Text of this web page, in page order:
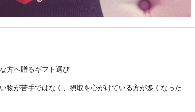
方へ贈るギフト選び
物が苦手ではなく、摂取を心がけている方が多くなった